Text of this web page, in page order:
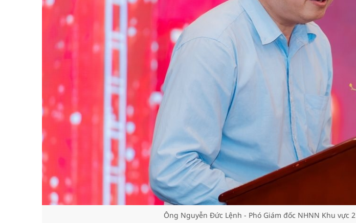
Ông Nguyễn Đức Lệnh - Phó Giám đốc NHNN Khu vực 2